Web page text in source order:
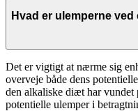
Hvad er ulemperne
Det er vigtigt at nærme sig
overveje både dens
den alkaliske diæt har vundet
potentielle ulemper i